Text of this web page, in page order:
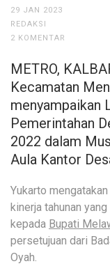
29 JAN 2023
REDAKSI
2 KOMENTAR
METRO,
Kecamatan
menyampaikan
Pemerintahan
2022 dalam
Aula Kantor
Yukarto
kinerja tahunan
kepada Bupati
persetujuan dari
Oyah.